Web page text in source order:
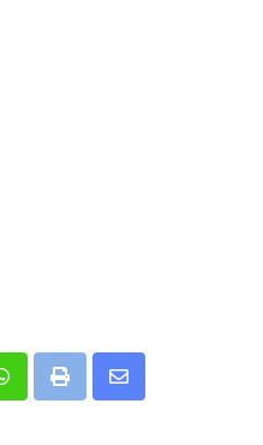
WhatsappPrint
Share